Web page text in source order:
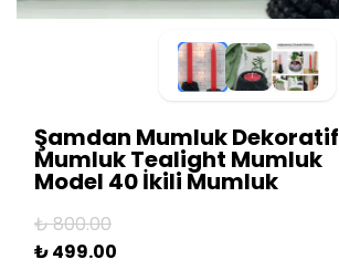
Şamdan Mumluk Dekoratif
Mumluk Tealight Mumluk
Model 40 İkili Mumluk
₺ 800.00
₺ 499.00